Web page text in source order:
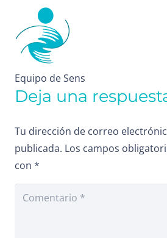
Equipo de Sens
Deja una
Tu dirección de correo
publicada. Los campos
con *